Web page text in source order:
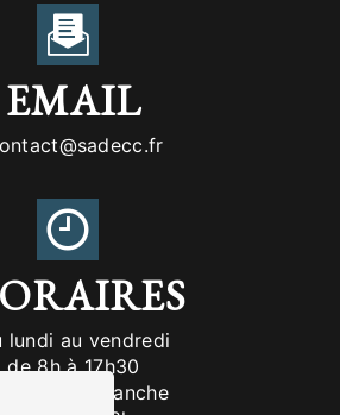
EMAIL
contact@sadecc.fr
lundi au vendredi
de 8h à 17h30
Samedi et dimanche